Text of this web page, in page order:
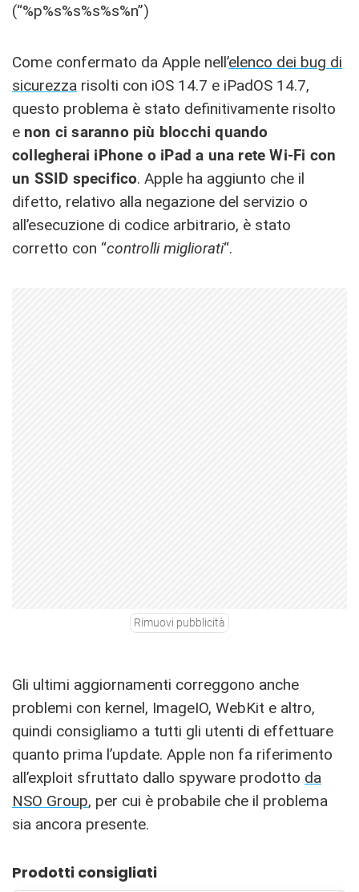
(“%p%s%s%s%s%n”)
Come confermato da Apple nell’elenco dei bug di
sicurezza risolti con iOS 14.7 e iPadOS 14.7,
questo problema è stato definitivamente risolto
e non ci saranno più blocchi quando
collegherai iPhone o iPad a una rete Wi-Fi con
un SSID specifico. Apple ha aggiunto che il
difetto, relativo alla negazione del servizio o
all’esecuzione di codice arbitrario, è stato
corretto con “controlli migliorati“.
Rimuovi pubblicità
Gli ultimi aggiornamenti correggono anche
problemi con kernel, ImageIO, WebKit e altro,
quindi consigliamo a tutti gli utenti di effettuare
quanto prima l’update. Apple non fa riferimento
all’exploit sfruttato dallo spyware prodotto da
NSO Group, per cui è probabile che il problema
sia ancora presente.
Prodotti consigliati